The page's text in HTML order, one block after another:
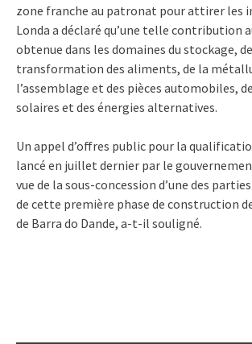
zone franche au patronat pour attirer les
Londa a déclaré qu’une telle contribution
obtenue dans les domaines du stockage,
transformation des aliments, de la
l’assemblage et des pièces automobiles,
solaires et des énergies alternatives.
Un appel d’offres public pour la
lancé en juillet dernier par le
vue de la sous-concession d’une des
de cette première phase de construction
de Barra do Dande, a-t-il souligné.